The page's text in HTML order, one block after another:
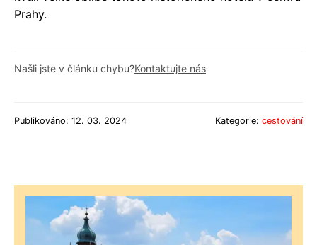
Prahy.
Našli jste v článku chybu?Kontaktujte nás
Publikováno: 12. 03. 2024 Kategorie: cestování